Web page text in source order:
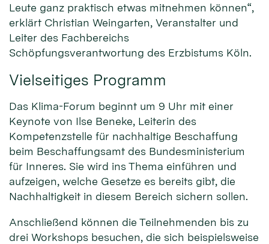
Leute ganz praktisch etwas mitnehmen können“,
erklärt Christian Weingarten, Veranstalter und
Leiter des Fachbereichs
Schöpfungsverantwortung des Erzbistums Köln.
Vielseitiges Programm
Das Klima-Forum beginnt um 9 Uhr mit einer
Keynote von Ilse Beneke, Leiterin des
Kompetenzstelle für nachhaltige Beschaffung
beim Beschaffungsamt des Bundesministerium
für Inneres. Sie wird ins Thema einführen und
aufzeigen, welche Gesetze es bereits gibt, die
Nachhaltigkeit in diesem Bereich sichern sollen.
Anschließend können die Teilnehmenden bis zu
drei Workshops besuchen, die sich beispielsweise